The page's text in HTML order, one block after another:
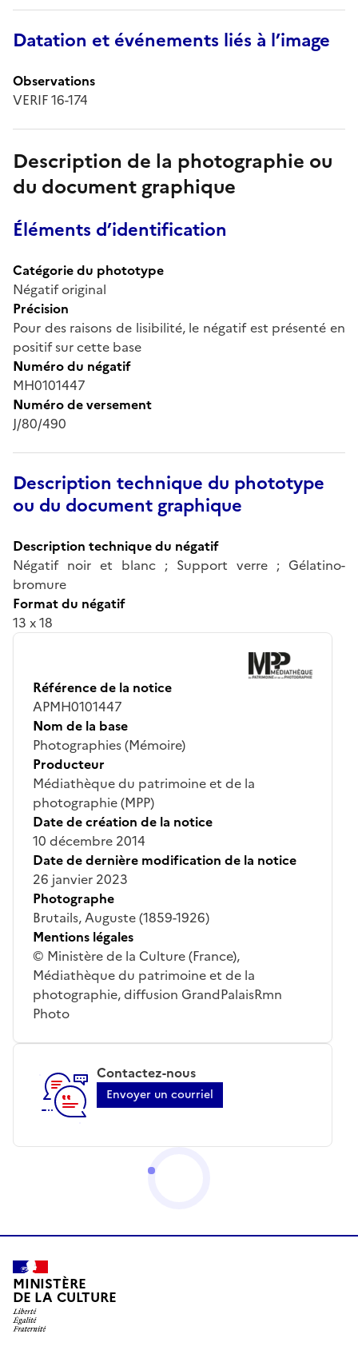
Datation et événements liés à l’image
Observations
VERIF 16-174
Description de la photographie ou
du document graphique
Éléments d’identification
Catégorie du phototype
Négatif original
Précision
Pour des raisons de lisibilité, le négatif est présenté en
positif sur cette base
Numéro du négatif
MH0101447
Numéro de versement
J/80/490
Description technique du phototype
ou du document graphique
Description technique du négatif
Négatif noir et blanc ; Support verre ; Gélatino-
bromure
Format du négatif
13 x 18
Référence de la notice
APMH0101447
Nom de la base
Photographies (Mémoire)
Producteur
Médiathèque du patrimoine et de la
photographie (MPP)
Date de création de la notice
10 décembre 2014
Date de dernière modification de la notice
26 janvier 2023
Photographe
Brutails, Auguste (1859-1926)
Mentions légales
© Ministère de la Culture (France),
Médiathèque du patrimoine et de la
photographie, diffusion GrandPalaisRmn
Photo
Contactez-nous
Envoyer un courriel
MINISTÈRE
DE LA CULTURE